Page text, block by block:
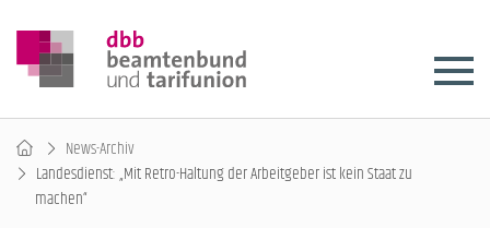
News-Archiv
Landesdienst: „Mit Retro-Haltung der Arbeitgeber ist kein Staat zu
machen“